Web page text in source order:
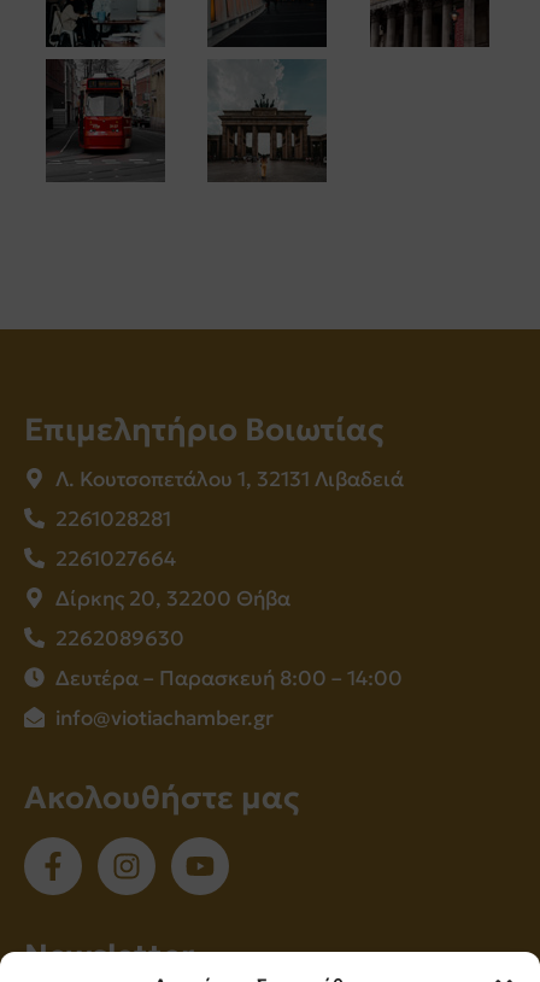
Επιμελητήριο Βοιωτίας
Λ. Κουτσοπετάλου 1, 32131 Λιβαδειά
2261028281
2261027664
Δίρκης 20, 32200 Θήβα
2262089630
Δευτέρα – Παρασκευή 8:00 – 14:00
info@viotiachamber.gr
Ακολουθήστε μας
Νewsletter